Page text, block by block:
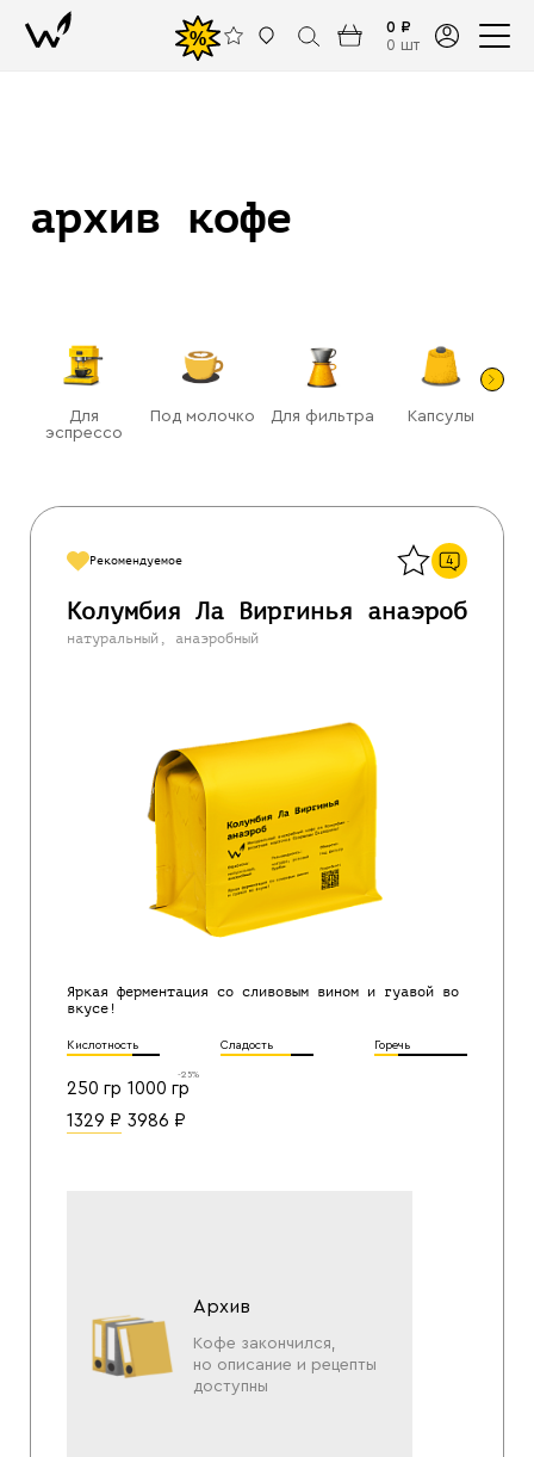
%
0 ₽
0 шт
архив кофе
Для
эспрессо
Под молочко Для фильтра Капсулы
Рекомендуемое 4
Колумбия Ла Виргинья анаэроб
натуральный, анаэробный
Яркая ферментация со сливовым вином и гуавой во
вкусе!
Кислотность Сладость Горечь
250 гр
1329 ₽
1000 гр
-25%
3986 ₽
Архив
Кофе закончился,
но описание и рецепты
доступны